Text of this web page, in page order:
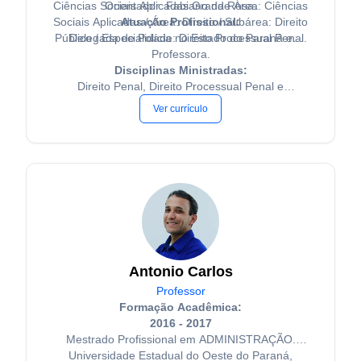
Ciências Sociais Aplicadas Grande Área: Ciências
Sociais Aplicadas / Área: Direito / Subárea: Direito
Público / Especialidade: Direito Processual Penal.
Orientador: Fabiano da Rosa.
Atuação Profissional:
Delegada de Polícia no Estado do Paraná e
Professora.
Disciplinas Ministradas:
Direito Penal, Direito Processual Penal e
Legislações.
Ver currículo
Antonio Carlos
Professor
Formação Acadêmica:
2016 - 2017
Mestrado Profissional em ADMINISTRAÇÃO.
Universidade Estadual do Oeste do Paraná,